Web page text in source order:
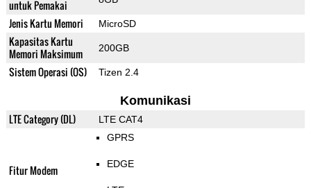
untuk Pemakai
Jenis Kartu Memori MicroSD
Kapasitas Kartu
Memori Maksimum
200GB
Sistem Operasi (OS) Tizen 2.4
Komunikasi
LTE Category (DL) LTE CAT4
Fitur Modem
GPRS
EDGE